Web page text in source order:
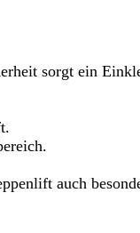
sorgt ein
auch